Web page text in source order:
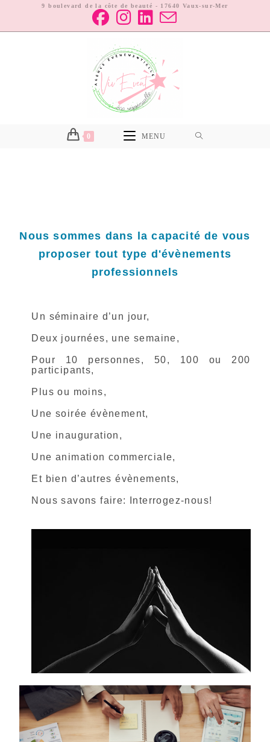
9 boulevard de la côte de beauté - 17640 Vaux-sur-Mer
0 MENU
Nous sommes dans la capacité de vous
proposer tout type d'évènements
professionnels
Un séminaire d’un jour,
Deux journées, u ne semaine,
Pour 10 personnes, 50, 100 ou 200
participants,
Plus ou moins,
Une soirée évènement,
Une inauguration,
Une animation commerciale,
Et bien d’autres évènements,
Nous savons faire: Interrogez-nous!